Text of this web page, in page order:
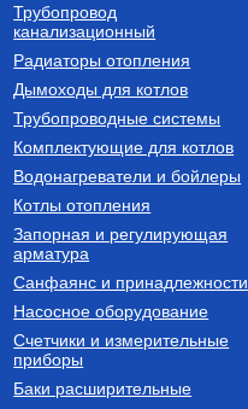
Термостатические радиаторные
клапаны
угловой 1/2" VT.047.N.04
1 236Руб.
Купить
Комплектующие для подключения
радиаторов отопления
радиаторов отопления с
Трубопровод
канализационный
Радиаторы отопления
Дымоходы для котлов
Трубопроводные системы
Комплектующие для котлов
Водонагреватели и бойлеры
Котлы отопления
Запорная и регулирующая
арматура
Санфаянс и принадлежности
Насосное оборудование
Счетчики и измерительные
приборы
Баки расширительные